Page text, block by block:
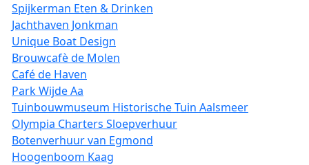
Spijkerman Eten & Drinken
Jachthaven Jonkman
Unique Boat Design
Brouwcafè de Molen
Café de Haven
Park Wijde Aa
Tuinbouwmuseum Historische Tuin Aalsmeer
Olympia Charters Sloepverhuur
Botenverhuur van Egmond
Hoogenboom Kaag